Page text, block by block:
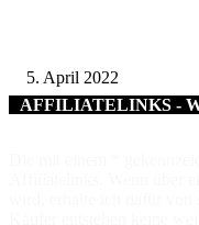
5. April 2022
AFFILIATELINKS -